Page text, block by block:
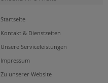
Startseite
Kontakt & Dienstzeiten
Unsere Serviceleistungen
Impressum
Zu unserer Website